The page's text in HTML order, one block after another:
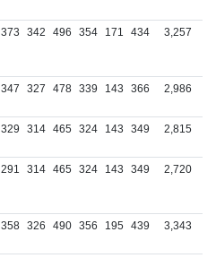
373 342 496 354 171 434 3,257
347 327 478 339 143 366 2,986
329 314 465 324 143 349 2,815
291 314 465 324 143 349 2,720
358 326 490 356 195 439 3,343